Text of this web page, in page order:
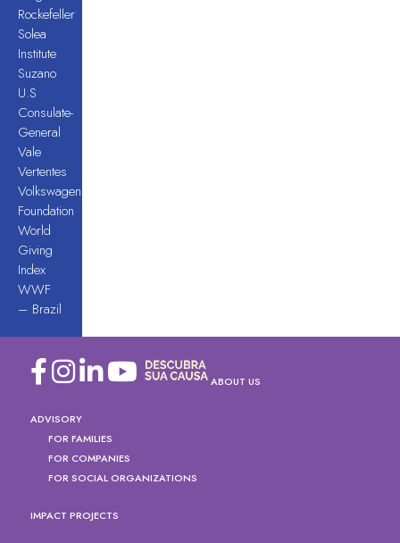
Rockefeller
Solea
Institute
Suzano
U.S
Consulate-
General
Vale
Vertentes
Volkswagen
Foundation
World
Giving
Index
WWF
– Brazil
ABOUT US
ADVISORY
FOR FAMILIES
FOR COMPANIES
FOR SOCIAL ORGANIZATIONS
IMPACT PROJECTS